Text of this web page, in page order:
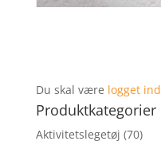
Du skal være logget ind
Produktkategorier
Aktivitetslegetøj (70)